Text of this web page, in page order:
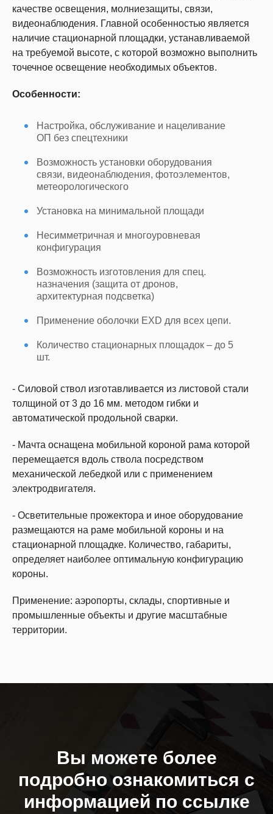
качестве освещения, молниезащиты, связи,
видеонаблюдения. Главной особенностью является
наличие стационарной площадки, устанавливаемой
на требуемой высоте, с которой возможно выполнить
точечное освещение необходимых объектов.
Особенности:
Настройка, обслуживание и нацеливание
ОП без спецтехники
Возможность установки оборудования
связи, видеонаблюдения, фотоэлементов,
метеорологического
Установка на минимальной площади
Несимметричная и многоуровневая
конфигурация
Возможность изготовления для спец.
назначения (защита от дронов,
архитектурная подсветка)
Применение оболочки EXD для всех цепи.
Количество стационарных площадок – до 5
шт.
- Силовой ствол изготавливается из листовой стали
толщиной от 3 до 16 мм. методом гибки и
автоматической продольной сварки.
- Мачта оснащена мобильной короной рама которой
перемещается вдоль ствола посредством
механической лебедкой или с применением
электродвигателя.
- Осветительные прожектора и иное оборудование
размещаются на раме мобильной короны и на
стационарной площадке. Количество, габариты,
определяет наиболее оптимальную конфигурацию
короны.
Применение: аэропорты, склады, спортивные и
промышленные объекты и другие масштабные
территории.
Вы можете более
подробно ознакомиться с
информацией по ссылке